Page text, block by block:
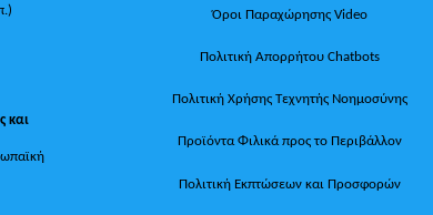
και
Όροι Παραχώρησης Video
Πολιτική Απορρήτου Chatbots
Πολιτική Χρήσης Τεχνητής Νοημοσύνης
Προϊόντα Φιλικά προς το Περιβάλλον
Πολιτική Εκπτώσεων και Προσφορών